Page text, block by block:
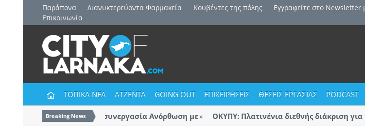
Παράπονα Διανυκτερεύοντα Φαρμακεία Kουβέντες της πόλης Εγγραφείτε στο Newsletter
Επικοινωνία
ΤΟΠΙΚΑ ΝΕΑ ΑΤΖΕΝΤΑ GOING OUT ΕΠΙΧΕΙΡΗΣΕΙΣ ΘΕΣΕΙΣ ΕΡΓΑΣΙΑΣ PODCAST
Breaking News
Και επίσημα η συνεργασία Ανόρθωση με
ΟΚΥΠΥ: Πλατινένια διεθνής διάκριση για το
Λάρνακας